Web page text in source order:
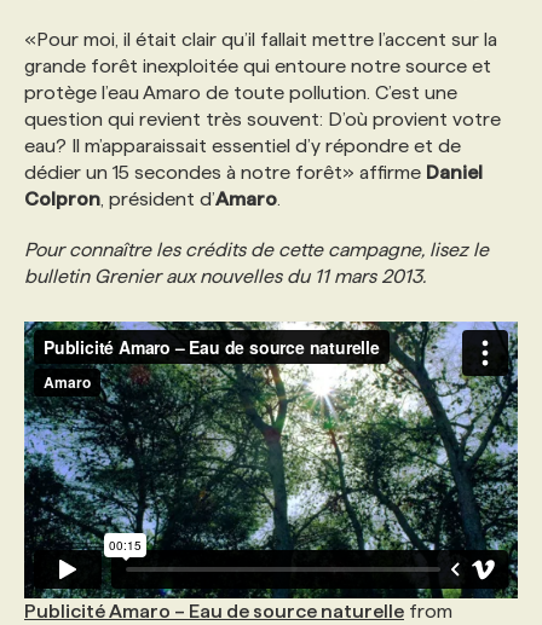
FAQ
ANNONCEZ AVEC NOUS
«Pour moi, il était clair qu’il fallait mettre l’accent sur la
grande forêt inexploitée qui entoure notre source et
protège l’eau Amaro de toute pollution. C’est une
question qui revient très souvent: D’où provient votre
eau? Il m’apparaissait essentiel d’y répondre et de
dédier un 15 secondes à notre forêt» affirme Daniel
Colpron , président d’Amaro
Pour connaître les crédits de cette campagne, lisez le
bulletin Grenier aux nouvelles du 11 mars 2013.
Publicité Amaro – Eau de source naturelle from